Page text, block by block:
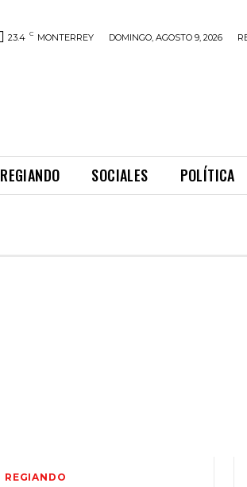
23.4 C MONTERREY DOMINGO, AGOSTO 9, 2026
REGIANDO SOCIALES POLÍTICA
REGIANDO